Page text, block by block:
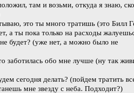
там и возьми, откуда я знаю,
это ты много тратишь (это Билл
а ты пока только на расходы
будет? (уже нет, а можно было не
заботилась обо мне лучше (ну так
сегодня делать? (пойдем тратить
мне звезду с неба. Подходит?)